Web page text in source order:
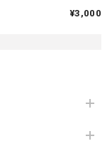
Ashes】《英語版》
¥3,000